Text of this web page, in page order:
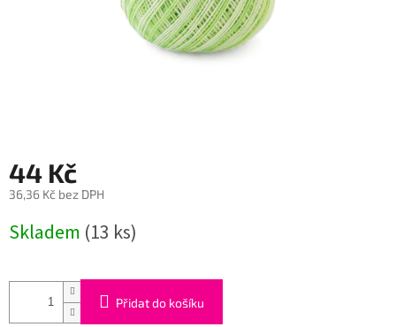
44 Kč
36,36 Kč bez DPH
cena:
Skladem (13 ks)
Přidat do košíku